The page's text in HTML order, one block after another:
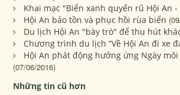
Khai mạc "Biển xanh quyến rũ Hội An -
Hội An bảo tồn và phục hồi rùa biển
Du lịch Hội An "bày trò" để thu hút
Chương trình du lịch “Về Hội An đi xe
Hội An phát động hưởng ứng Ngày
(07/06/2016)
Những tin cũ hơn